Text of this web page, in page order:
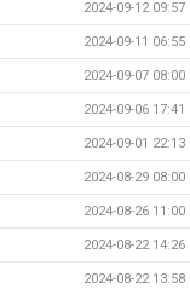
2024-09-12 09:57
2024-09-11 06:55
2024-09-07 08:00
2024-09-06 17:41
2024-09-01 22:13
2024-08-29 08:00
2024-08-26 11:00
2024-08-22 14:26
2024-08-22 13:58